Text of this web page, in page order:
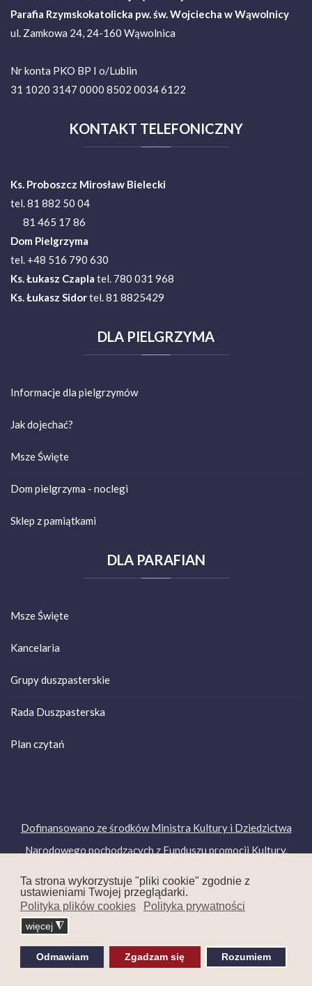
Ta strona wykorzystuje "pliki cookie" zgodnie z
ustawieniami Twojej przeglądarki.
Polityka plików cookies
Polityka prywatności
więcej ◮
Odmawiam Zgadzam się Rozumiem
Parafia Rzymskokatolicka pw. św. Wojciecha w Wąwolnicy
ul. Zamkowa 24, 24-160 Wąwolnica
Nr konta PKO BP I o/Lublin
31 1020 3147 0000 8502 0034 6122
KONTAKT TELEFONICZNY
Ks. Proboszcz Mirosław Bielecki
tel. 81 882 50 04
81 465 17 86
Dom Pielgrzyma
tel. +48 516 790 630
Ks.Łukasz Czapla tel. 780 031 968
Ks. Łukasz Sidortel. 81 8825429
DLA PIELGRZYMA
Informacje dla pielgrzymów
Jak dojechać?
Msze Święte
Dom pielgrzyma - noclegi
Sklep z pamiątkami
DLAPARAFIAN
Msze Święte
Kancelaria
Grupy duszpasterskie
Rada Duszpasterska
Plan czytań
Dofinansowano ze środków Ministra Kultury i Dziedzictwa
Narodowego pochodzących z Funduszu promocji Kultury.
Projekt i realizacja